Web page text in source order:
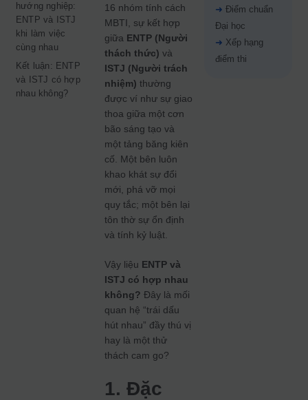
hướng nghiệp:
ENTP và ISTJ
khi làm việc
cùng nhau
Kết luận: ENTP
và ISTJ có hợp
nhau không?
16 nhóm tính cách
MBTI, sự kết hợp
giữa ENTP (Người
thách thức) và
ISTJ (Người trách
nhiệm) thường
được ví như sự giao
thoa giữa một cơn
bão sáng tạo và
một tảng băng kiên
cố. Một bên luôn
khao khát sự đổi
mới, phá vỡ mọi
quy tắc; một bên lại
tôn thờ sự ổn định
và tính kỷ luật.
Vậy liệu ENTP và
ISTJ có hợp nhau
không? Đây là mối
quan hệ “trái dấu
hút nhau” đầy thú vị
hay là một thử
thách cam go?
1. Đặc
➜ Điểm chuẩn
Đại học
➜ Xếp hạng
điểm thi